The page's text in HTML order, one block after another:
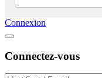
Connexion
Connectez-vous